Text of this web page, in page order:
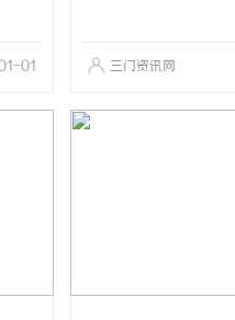
01 三门资讯网